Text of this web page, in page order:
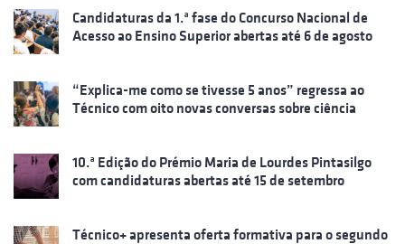
Candidaturas da 1.ª fase do Concurso Nacional de
Acesso ao Ensino Superior abertas até 6 de agosto
“Explica-me como se tivesse 5 anos” regressa ao
Técnico com oito novas conversas sobre ciência
10.ª Edição do Prémio Maria de Lourdes Pintasilgo
com candidaturas abertas até 15 de setembro
Técnico+ apresenta oferta formativa para o segundo